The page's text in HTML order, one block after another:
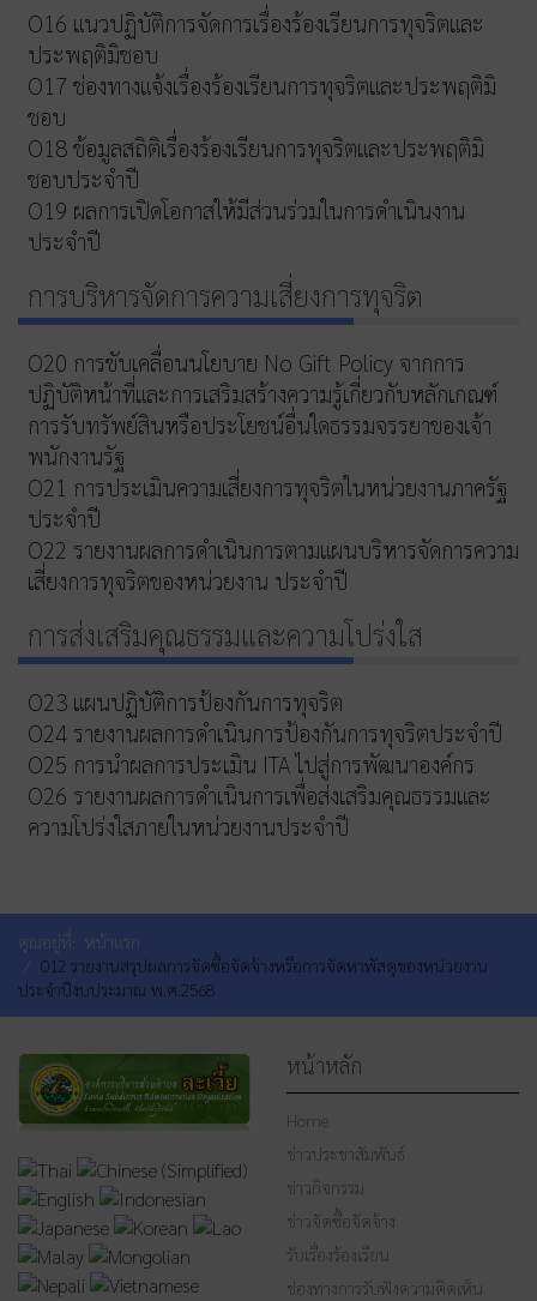
O16 แนวปฏิบัติการจัดการเรื่องร้องเรียนการทุจริตและ
ประพฤติมิชอบ
O17 ช่องทางแจ้งเรื่องร้องเรียนการทุจริตและประพฤติมิ
ชอบ
O18 ข้อมูลสถิติเรื่องร้องเรียนการทุจริตและประพฤติมิ
ชอบประจำปี
O19 ผลการเปิดโอกาสให้มีส่วนร่วมในการดำเนินงาน
ประจำปี
การบริหารจัดการความเสี่ยงการทุจริต
O20 การขับเคลื่อนนโยบาย No Gift Policy จากการ
ปฏิบัติหน้าที่และการเสริมสร้างความรู้เกี่ยวกับหลักเกณฑ์
การรับทรัพย์สินหรือประโยชน์อื่นใดธรรมจรรยาของเจ้า
พนักงานรัฐ
O21 การประเมินความเสี่ยงการทุจริตในหน่วยงานภาครัฐ
ประจำปี
O22 รายงานผลการดำเนินการตามแผนบริหารจัดการความ
เสี่ยงการทุจริตของหน่วยงาน ประจำปี
การส่งเสริมคุณธรรมและความโปร่งใส
O23 แผนปฏิบัติการป้องกันการทุจริต
O24 รายงานผลการดำเนินการป้องกันการทุจริตประจำปี
O25 การนำผลการประเมิน ITA ไปสู่การพัฒนาองค์กร
O26 รายงานผลการดำเนินการเพื่อส่งเสริมคุณธรรมและ
ความโปร่งใสภายในหน่วยงานประจำปี
คุณอยู่ที่: หน้าแรก
012 รายงานสรุปผลการจัดซื้อจัดจ้างหรือการจัดหาพัสดุของหน่วยงาน
ประจำปีงบประมาณ พ.ศ.2568
หน้าหลัก
Home
ข่าวประชาสัมพันธ์
ข่าวกิจกรรม
ข่าวจัดซื้อจัดจ้าง
รับเรื่องร้องเรียน
ช่องทางการรับฟังความคิดเห็น